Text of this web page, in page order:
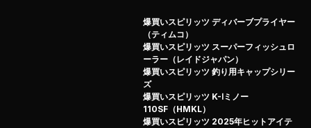
我らの釣り具への愛を受け止めてください！
爆買いスピリッツ ディバーブプライヤー
（ティムコ）
爆買いスピリッツ スーパーフィッシュロ
ーラー（レイドジャパン）
爆買いスピリッツ 釣り用キャップシリー
ズ
爆買いスピリッツ K-Ⅰミノー
110SF（HMKL）
爆買いスピリッツ 2025年ヒットアイテ